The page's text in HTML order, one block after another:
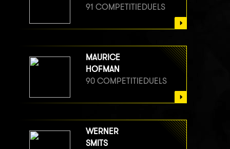
91 COMPETITIEDUELS
MAURICE
HOFMAN
90 COMPETITIEDUELS
WERNER
SMITS